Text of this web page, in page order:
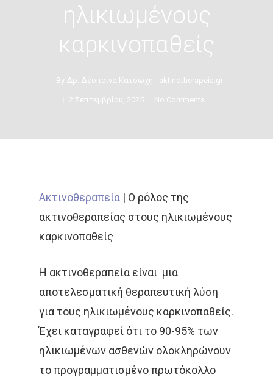
ηλικιωμένους
καρκινοπαθείς
By Δρ. Δέσποινα Κατσώχη - aktinotherapeia.gr
2 Σεπτεμβρίου, 2025 No Comments
Ακτινοθεραπεία | Ο ρόλος της
ακτινοθεραπείας στους ηλικιωμένους
καρκινοπαθείς
Η ακτινοθεραπεία είναι μια
αποτελεσματική θεραπευτική λύση
για τους ηλικιωμένους καρκινοπαθείς.
Έχει καταγραφεί ότι το 90-95% των
ηλικιωμένων ασθενών ολοκληρώνουν
το προγραμματισμένο πρωτόκολλο